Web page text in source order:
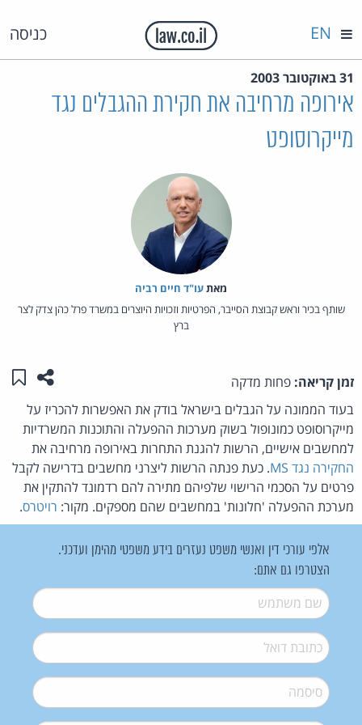
כניסה EN
31 באוקטובר 2003
אירופה מרחיבה את חקירת ההגבלים נגד
מייקרוסופט
מאת‏עו"ד חיים רביה
שותף בכיר וראש קבוצת הסייבר, הפרטיות וזכויות היוצרים במשרד פרל כהן צדק לצר
ברץ
זמן קריאה: פחות מדקה שתפו
בעוד הממונה על הגבלים בישראל בודק את האפשרות להכריז על
מייקרוסופט כמונופול בשוק מערכות ההפעלה והתוכנות המשרדיות
למחשבים אישיים, הרשות להגנת התחרות באירופה מרחיבה את
החקירה נגד MS
. כעת פנתה הרשות ליצרני מחשבים בדרישה לקבל
פרטים על הסכמי הרישוי שלפיהם מתירה להם רדמונד להתקין את
מערכת ההפעלה 'חלונות' במחשבים שהם מספקים. מקור: רויטרס.
אלפי עורכי דין ואנשי משפט נעזרים בידע משפטי מהימן ועדכני.
הצטרפו גם אתם:
שם משתמש*
דואל*
סיסמה*